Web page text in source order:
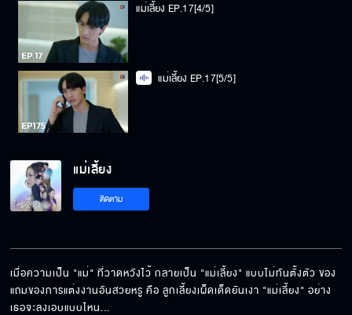
แม่เลี้ยง EP.17[4/5]
แม่เลี้ยง EP.17[5/5]
แม่เลี้ยง
ติดตาม
เมื่อความเป็น "แม่" ที่วาดหวังไว้ กลายเป็น "แม่เลี้ยง" แบบไม่ทันตั้งตัว ของ
แถมของการแต่งงานอันสวยหรู คือ ลูกเลี้ยงเผ็ดเด็ดยันเงา "แม่เลี้ยง" อย่าง
เธอจะลงเอบแบบไหน...